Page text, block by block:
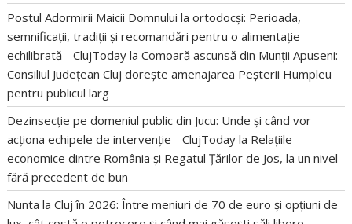
Postul Adormirii Maicii Domnului la ortodocși: Perioada,
semnificații, tradiții și recomandări pentru o alimentație
echilibrată - ClujToday laComoară ascunsă din Munții Apuseni:
Consiliul Județean Cluj dorește amenajarea Peșterii Humpleu
pentru publicul larg
Dezinsecție pe domeniul public din Jucu: Unde și când vor
acționa echipele de intervenție - ClujToday la Relațiile
economice dintre România și Regatul Țărilor de Jos, la un nivel
fără precedent de bun
Nunta la Cluj în 2026: Între meniuri de 70 de euro și opțiuni de